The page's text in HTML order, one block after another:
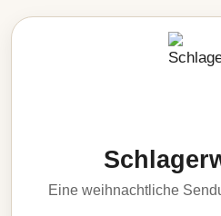
Eine weihnachtliche